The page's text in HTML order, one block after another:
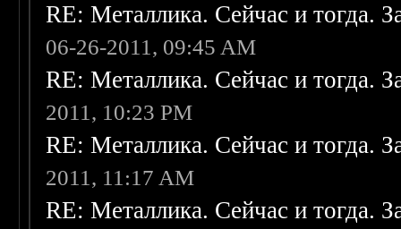
RE: Металлика. Сейчас и тогда.
06-26-2011, 09:45 AM
RE: Металлика. Сейчас и тогда.
2011, 10:23 PM
RE: Металлика. Сейчас и тогда.
2011, 11:17 AM
RE: Металлика. Сейчас и тогда.